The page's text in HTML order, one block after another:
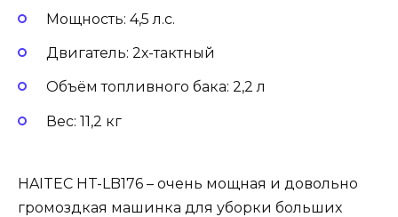
Мощность: 4,5 л.с.
Двигатель: 2х-тактный
Объём топливного бака: 2,2 л
Вес: 11,2 кг
HAITEC HT-LB176 – очень мощная и довольно
громоздкая машинка для уборки больших